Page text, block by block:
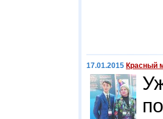
17.01.2015 Красный